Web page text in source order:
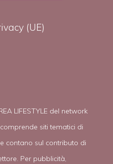
(UE)
LIFESTYLE del network
siti tematici di
contano sul contributo di
Per pubblicità,